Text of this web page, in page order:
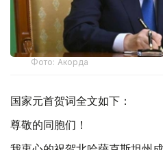
Фото: Акорда
国家元首贺词全文如下：
尊敬的同胞们！